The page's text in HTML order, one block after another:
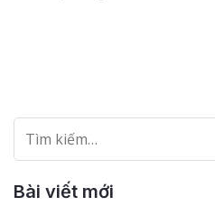
Bài viết mới